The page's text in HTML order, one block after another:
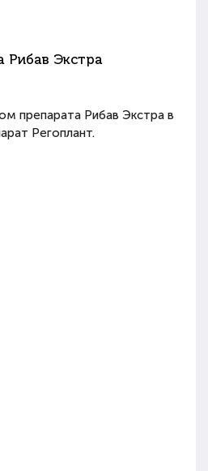
Рибав Экстра
препарата Рибав Экстра в
Регоплант.